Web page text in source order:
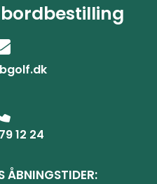
12 24
ÅBNINGSTIDER: